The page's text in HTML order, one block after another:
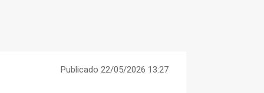
Publicado 22/05/2026 13:27